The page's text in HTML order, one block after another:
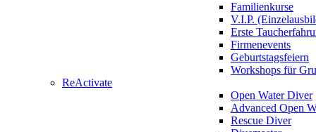
Familienkurse
V.I.P.
Erste
Firmenevents
Geburtstagsfeiern
Workshops für
ReActivate
Open Water Diver
Advanced Open
Rescue Diver